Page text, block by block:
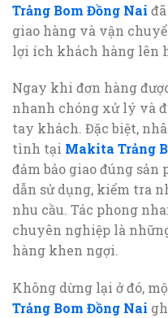
Trảng Bom Đồng Nai
giao hàng và vận
lợi ích khách hàng lên
Ngay khi đơn hàng
nhanh chóng xử lý và
tay khách. Đặc biệt,
tình tại Makita Trảng
đảm bảo giao đúng sản
dẫn sử dụng, kiểm tra
nhu cầu. Tác phong
chuyên nghiệp là
hàng khen ngợi.
Không dừng lại ở đó,
Trảng Bom Đồng Nai